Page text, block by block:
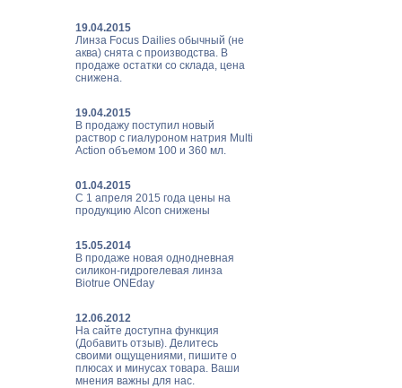
19.04.2015
Линза Focus Dailies обычный (не
аква) снята с производства. В
продаже остатки со склада, цена
снижена.
19.04.2015
В продажу поступил новый
раствор с гиалуроном натрия Multi
Action объемом 100 и 360 мл.
01.04.2015
С 1 апреля 2015 года цены на
продукцию Alcon снижены
15.05.2014
В продаже новая однодневная
силикон-гидрогелевая линза
Biotrue ONEday
12.06.2012
На сайте доступна функция
(Добавить отзыв). Делитесь
своими ощущениями, пишите о
плюсах и минусах товара. Ваши
мнения важны для нас.